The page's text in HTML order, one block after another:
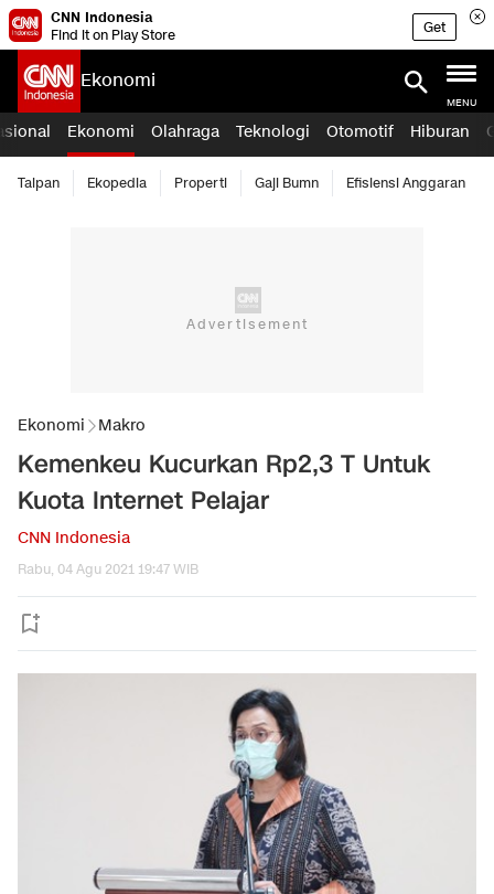
CNN Indonesia
Find it on Play Store
Get
Ekonomi
MENU
Ekonomi Olahraga Teknologi Otomotif Hiburan
Taipan Ekopedia Properti Gaji Bumn Efisiensi Anggaran
Ekonomi Makro
Kemenkeu Kucurkan Rp2,3 T Untuk
Kuota Internet Pelajar
CNN Indonesia
Rabu, 04 Agu 2021 19:47 WIB